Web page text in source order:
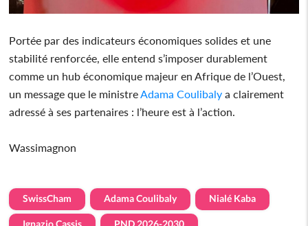
Portée par des indicateurs économiques solides et une
stabilité renforcée, elle entend s’imposer durablement
comme un hub économique majeur en Afrique de l’Ouest,
un message que le ministre Adama Coulibaly a clairement
adressé à ses partenaires : l’heure est à l’action.
Wassimagnon
SwissCham Adama Coulibaly Nialé Kaba
Ignazio Cassis PND 2026-2030